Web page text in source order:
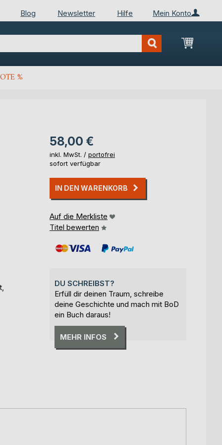
Mein Konto
Blog Newsletter Hilfe
Mein
%
58,00 €
inkl. MwSt. / portofrei
sofort verfügbar
IN DEN WARENKORB
Auf die Merkliste
Titel bewerten
DU SCHREIBST?
Erfüll dir deinen Traum, schreibe
deine Geschichte und mach mit BoD
ein Buch daraus!
MEHR INFOS